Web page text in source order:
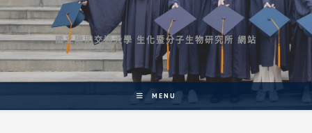
國立陽明交通大學 生化暨分子生物研究所 網站
MENU